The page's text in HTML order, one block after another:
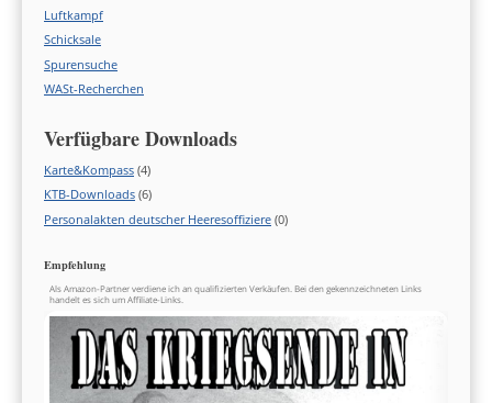
Luftkampf
Schicksale
Spurensuche
WASt-Recherchen
Verfügbare Downloads
Karte&Kompass (4)
KTB-Downloads (6)
Personalakten deutscher Heeresoffiziere (0)
Empfehlung
Als Amazon-Partner verdiene ich an qualifizierten Verkäufen. Bei den gekennzeichneten Links
handelt es sich um Affiliate-Links.